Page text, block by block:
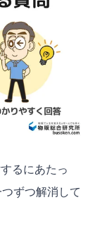
るにあたっ
ずつ解消して